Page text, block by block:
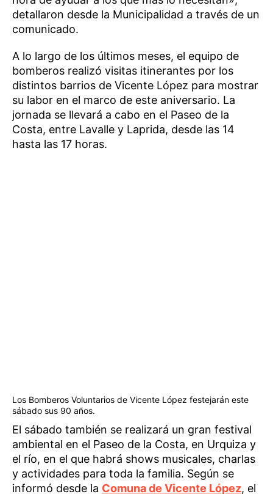
detallaron desde la Municipalidad a través de un
comunicado.
A lo largo de los últimos meses, el equipo de
bomberos realizó visitas itinerantes por los
distintos barrios de Vicente López para mostrar
su labor en el marco de este aniversario. La
jornada se llevará a cabo en el Paseo de la
Costa, entre Lavalle y Laprida, desde las 14
hasta las 17 horas.
Los Bomberos Voluntarios de Vicente López festejarán este
sábado sus 90 años.
El sábado también se realizará un gran festival
ambiental en el Paseo de la Costa, en Urquiza y
el río, en el que habrá shows musicales, charlas
y actividades para toda la familia. Según se
informó desde la Comuna de Vicente López, el